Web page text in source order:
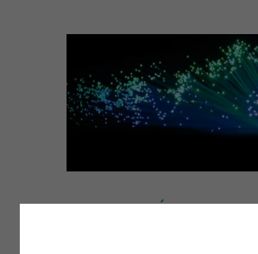
20 Juin